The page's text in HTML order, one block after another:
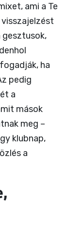
ami a Te
gesztusok,
ha
pedig
a
mások
meg –
klubnap,
a